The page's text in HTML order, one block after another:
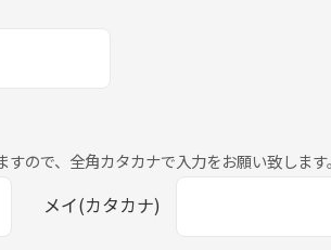
ので、全角カタカナで入力をお願い致します。
メイ(カタカナ)